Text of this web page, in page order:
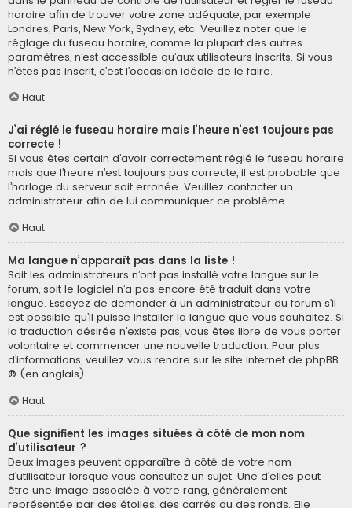
horaire afin de trouver votre zone adéquate, par exemple
Londres, Paris, New York, Sydney, etc. Veuillez noter que le
réglage du fuseau horaire, comme la plupart des autres
paramètres, n’est accessible qu’aux utilisateurs inscrits. Si vous
n’êtes pas inscrit, c’est l’occasion idéale de le faire.
Haut
J’ai réglé le fuseau horaire mais l’heure n’est toujours pas
correcte !
Si vous êtes certain d’avoir correctement réglé le fuseau horaire
mais que l’heure n’est toujours pas correcte, il est probable que
l’horloge du serveur soit erronée. Veuillez contacter un
administrateur afin de lui communiquer ce problème.
Haut
Ma langue n’apparaît pas dans la liste !
Soit les administrateurs n’ont pas installé votre langue sur le
forum, soit le logiciel n’a pas encore été traduit dans votre
langue. Essayez de demander à un administrateur du forum s’il
est possible qu’il puisse installer la langue que vous souhaitez. Si
la traduction désirée n’existe pas, vous êtes libre de vous porter
volontaire et commencer une nouvelle traduction. Pour plus
d’informations, veuillez vous rendre sur le site internet de phpBB
® (en anglais).
Haut
Que signifient les images situées à côté de mon nom
d’utilisateur ?
Deux images peuvent apparaître à côté de votre nom
d’utilisateur lorsque vous consultez un sujet. Une d’elles peut
être une image associée à votre rang, généralement
représentée par des étoiles, des carrés ou des ronds. Elle